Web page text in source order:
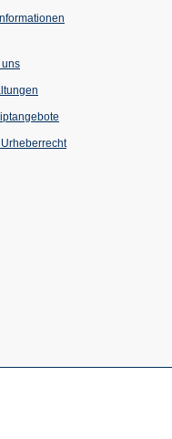
uns
einem
Tab)